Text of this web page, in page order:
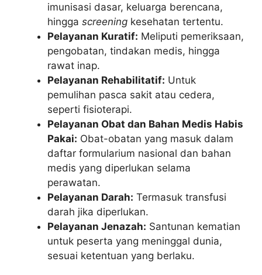
imunisasi dasar, keluarga berencana,
hingga screening kesehatan tertentu.
Pelayanan Kuratif: Meliputi pemeriksaan,
pengobatan, tindakan medis, hingga
rawat inap.
Pelayanan Rehabilitatif: Untuk
pemulihan pasca sakit atau cedera,
seperti fisioterapi.
Pelayanan Obat dan Bahan Medis Habis
Pakai: Obat-obatan yang masuk dalam
daftar formularium nasional dan bahan
medis yang diperlukan selama
perawatan.
Pelayanan Darah: Termasuk transfusi
darah jika diperlukan.
Pelayanan Jenazah: Santunan kematian
untuk peserta yang meninggal dunia,
sesuai ketentuan yang berlaku.